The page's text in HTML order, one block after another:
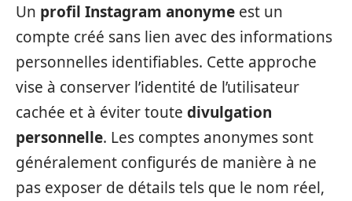
Un profil Instagram anonyme est un
compte créé sans lien avec des informations
personnelles identifiables. Cette approche
vise à conserver l’identité de l’utilisateur
cachée et à éviter toute divulgation
personnelle. Les comptes anonymes sont
généralement configurés de manière à ne
pas exposer de détails tels que le nom réel,